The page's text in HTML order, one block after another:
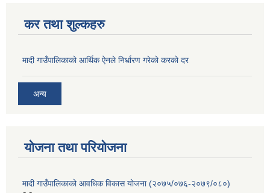
कर तथा शुल्कहरु
मादी गाउँपालिकाको आर्थिक ऐनले निर्धारण गरेको करको दर
अन्य
योजना तथा परियोजना
मादी गाउँपालिकाको आवधिक विकास योजना (२०७५/०७६-२०७९/०८०)